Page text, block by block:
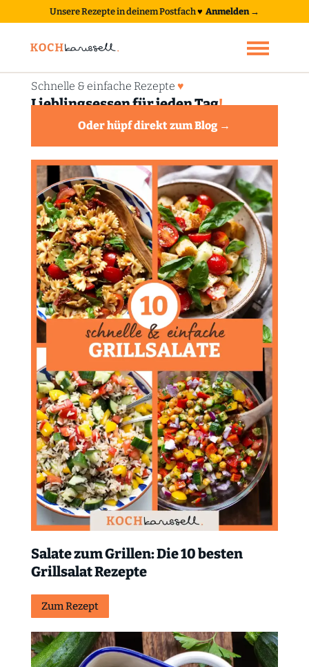
Unsere Rezepte in deinem Postfach♥ Anmelden →
Schnelle & einfache Rezepte ♥
Lieblingsessen für jeden Tag!
Oder hüpf direkt zum Blog →
Salate zum Grillen: Die 10 besten
Grillsalat Rezepte
Zum Rezept